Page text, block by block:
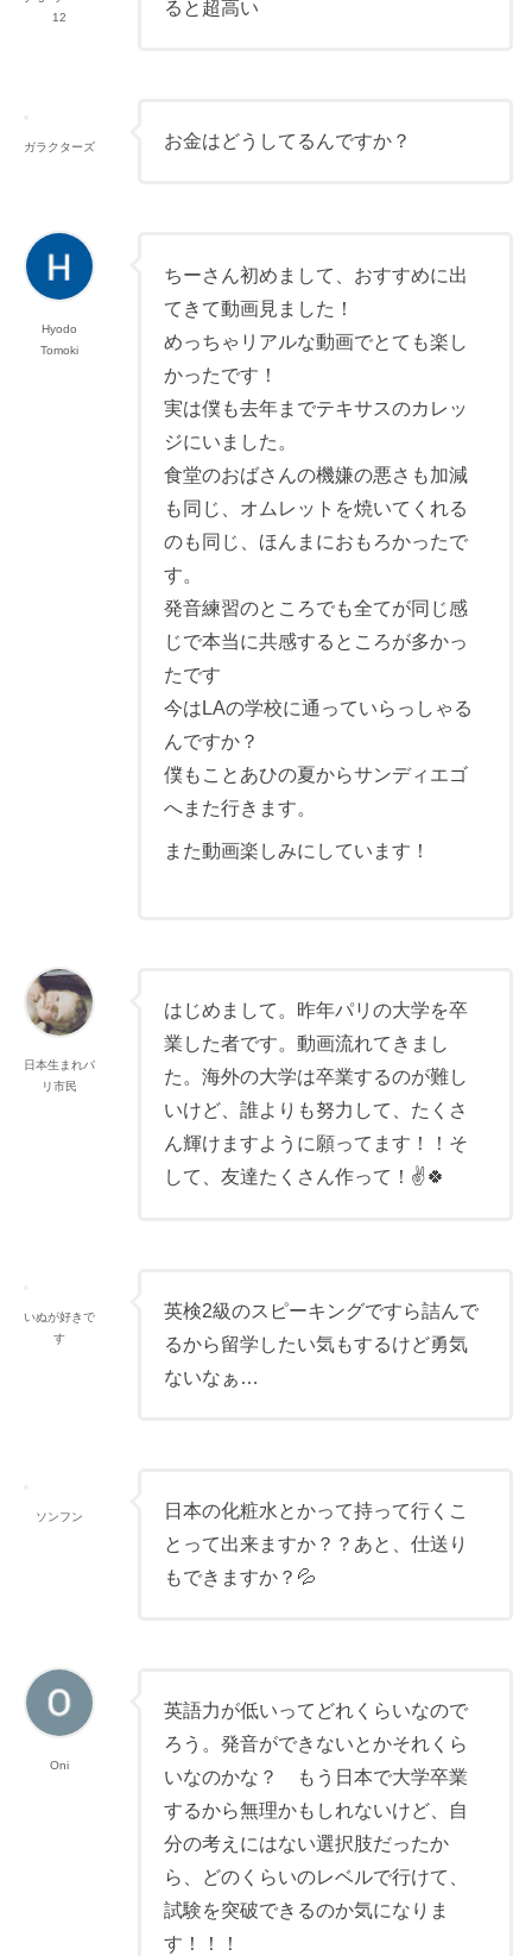
12
ると超高い
ガラクターズ お金はどうしてるんですか？
Hyodo
Tomoki
ちーさん初めまして、おすすめに出
てきて動画見ました！
めっちゃリアルな動画でとても楽し
かったです！
実は僕も去年までテキサスのカレッ
ジにいました。
食堂のおばさんの機嫌の悪さも加減
も同じ、オムレットを焼いてくれる
のも同じ、ほんまにおもろかったで
す。
発音練習のところでも全てが同じ感
じで本当に共感するところが多かっ
たです
今はLAの学校に通っていらっしゃる
んですか？
僕もことあひの夏からサンディエゴ
へまた行きます。
また動画楽しみにしています！
日本生まれパ
リ市民
はじめまして。昨年パリの大学を卒
業した者です。動画流れてきまし
た。海外の大学は卒業するのが難し
いけど、誰よりも努力して、たくさ
ん輝けますように願ってます！！そ
して、友達たくさん作って！✌️🍀
いぬが好きで
す
英検2級のスピーキングですら詰んで
るから留学したい気もするけど勇気
ないなぁ…
ソンフン
日本の化粧水とかって持って行くこ
とって出来ますか？？あと、仕送り
もできますか？💦
Oni
英語力が低いってどれくらいなので
ろう。発音ができないとかそれくら
いなのかな？ もう日本で大学卒業
するから無理かもしれないけど、自
分の考えにはない選択肢だったか
ら、どのくらいのレベルで行けて、
試験を突破できるのか気になりま
す！！！